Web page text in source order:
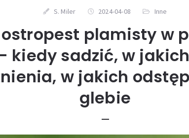
S. Miler 2024-04-08 Inne
plamisty w
kiedy sadzić, w
w jakich
glebie